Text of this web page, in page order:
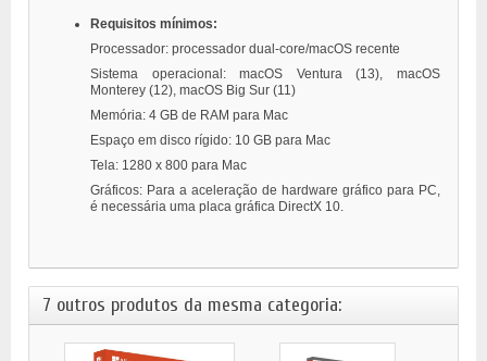
Requisitos mínimos:
Processador: processador dual-core/macOS recente
Sistema operacional: macOS Ventura (13), macOS
Monterey (12), macOS Big Sur (11)
Memória: 4 GB de RAM para Mac
Espaço em disco rígido: 10 GB para Mac
Tela: 1280 x 800 para Mac
Gráficos: Para a aceleração de hardware gráfico para PC,
é necessária uma placa gráfica DirectX 10.
7 outros produtos da mesma categoria: